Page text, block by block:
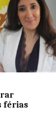
férias